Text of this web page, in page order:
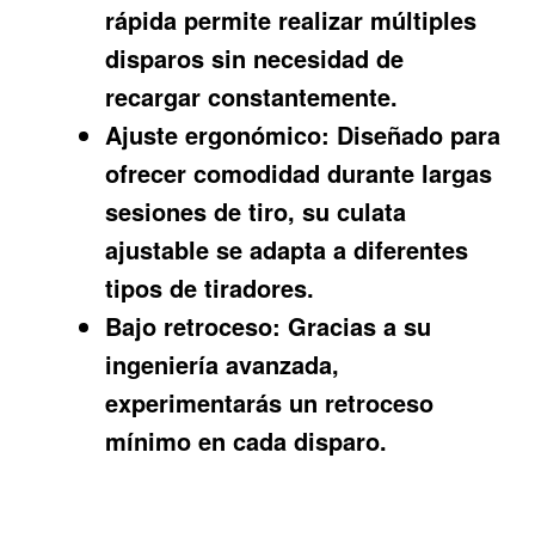
rápida permite realizar múltiples
disparos sin necesidad de
recargar constantemente.
Ajuste ergonómico: Diseñado para
ofrecer comodidad durante largas
sesiones de tiro, su culata
ajustable se adapta a diferentes
tipos de tiradores.
Bajo retroceso: Gracias a su
ingeniería avanzada,
experimentarás un retroceso
mínimo en cada disparo.